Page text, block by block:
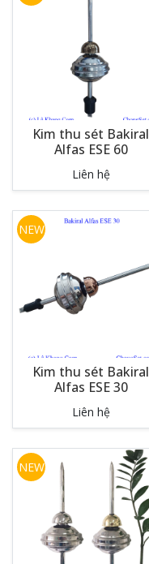
Kim thu sét Bakiral
Alfas ESE 60
Liên hệ
NEW
Kim thu sét Bakiral
Alfas ESE 30
Liên hệ
NEW